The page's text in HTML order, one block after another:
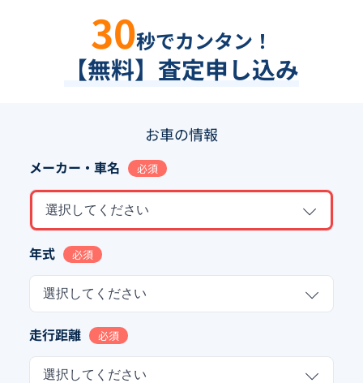
30秒でカンタン！
【無料】査定申し込み
お車の情報
メーカー・車名 必須
選択してください
年式 必須
選択してください
走行距離 必須
選択してください